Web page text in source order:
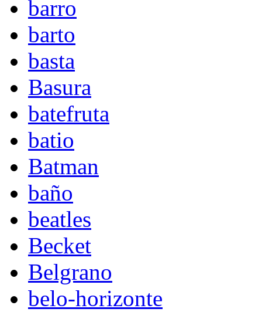
barro
barto
basta
Basura
batefruta
batio
Batman
baño
beatles
Becket
Belgrano
belo-horizonte